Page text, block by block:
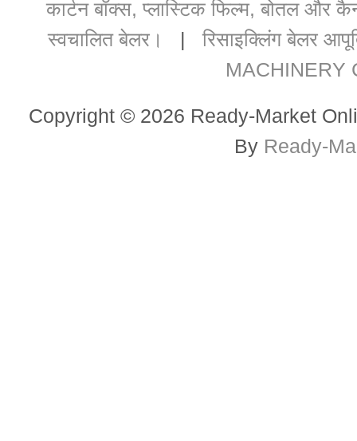
कार्टन बॉक्स, प्लास्टिक फिल्म, बोतल और
स्वचालित बेलर।
|रिसाइक्लिंग बेलर
MACHINERY
Copyright © 2026 Ready-Market
By Ready-